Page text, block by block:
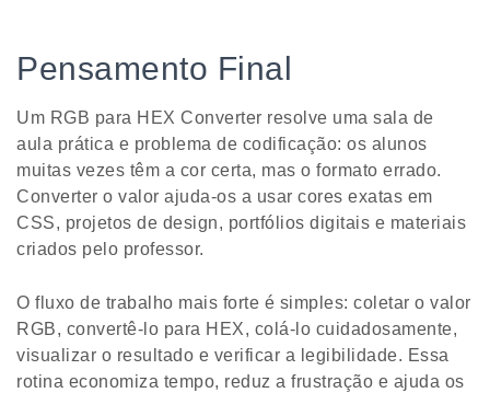
Pensamento Final
Um RGB para HEX Converter resolve uma sala de
aula prática e problema de codificação: os alunos
muitas vezes têm a cor certa, mas o formato errado.
Converter o valor ajuda-os a usar cores exatas em
CSS, projetos de design, portfólios digitais e materiais
criados pelo professor.
O fluxo de trabalho mais forte é simples: coletar o valor
RGB, convertê-lo para HEX, colá-lo cuidadosamente,
visualizar o resultado e verificar a legibilidade. Essa
rotina economiza tempo, reduz a frustração e ajuda os